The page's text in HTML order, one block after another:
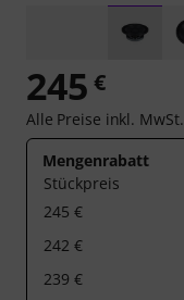
245 €
Alle Preise inkl. MwSt.
Mengenrabatt
Stückpreis
245 €
242 €
239 €